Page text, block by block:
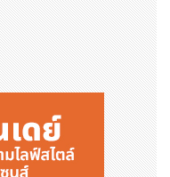
ทศไทย จึงเข้าร่วมการท
Freight ในการศึกษาธุ
ยตะวันออกเฉียงใต้
รสาธิตขนส่งสินค้าทางร
ดย JR Freight ได้มีการ
ารรถไฟแห่งประเทศไทย